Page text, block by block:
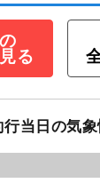
る
行当日の気